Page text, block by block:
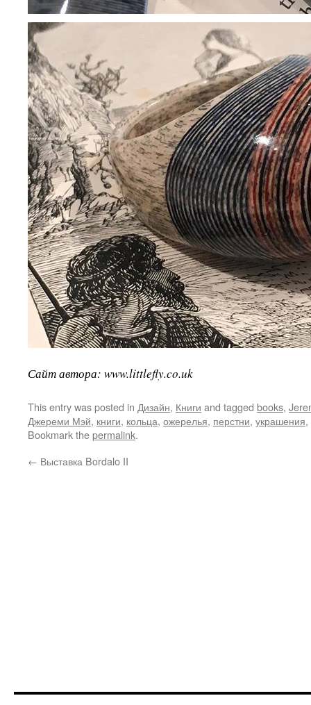
Сайт автора: www.littlefly.co.uk
This entry was posted in Дизайн, Книги and tagged books,
Джереми Мэй, книги, кольца, ожерелья, перстни, украшения,
Bookmark thepermalink.
← Выставка Bordalo II